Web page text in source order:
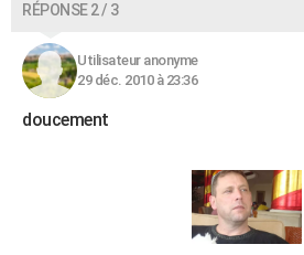
S'inscrire
Se connecter
Lycées
Collèges
Primaires
Universités
Entreprises
Service militaire
Avis de recherche
AVIS DE DÉCÈS
FORUM
RÉPONSE 2 / 3
Utilisateur anonyme
29 déc. 2010 à 23:36
doucement